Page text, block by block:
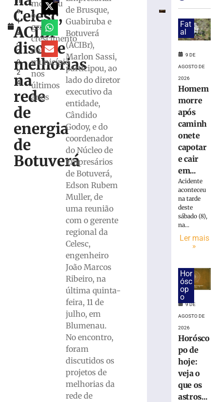
o
1
4
,
2
0
2
4
Celesc,
ACIBr
discute
melhorias
na
rede
de
energia
de
Botuverá
mostrou
o
grande
crescimento
do
município
nos
últimos
anos
de Brusque,
Guabiruba e
Botuverá
(ACIBr),
Marlon Sassi,
participou, ao
lado do diretor
executivo da
entidade,
Cândido
Godoy, e do
coordenador
do Núcleo de
Empresários
de Botuverá,
Edson Rubem
Muller, de
uma reunião
com o gerente
regional da
Celesc,
engenheiro
João Marcos
Ribeiro, na
última quinta-
feira, 11 de
julho, em
Blumenau.
No encontro,
foram
discutidos os
projetos de
melhorias da
rede de
debate
regional
sobre
desafios
tributação
municipal
Retiradas
poupança
superam
depósitos
julho
Bingo
Clube
Fat
al
9 DE
AGOSTO DE
2026
Homem
morre
após
caminh
onete
capotar
e cair
em...
Acidente
aconteceu
na tarde
deste
sábado (8),
na...
Ler mais
»
Hor
ósc
op
o
9 DE
AGOSTO DE
2026
Horósco
po de
hoje:
veja o
que os
astros...